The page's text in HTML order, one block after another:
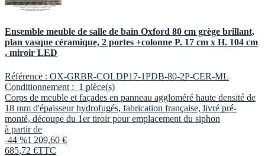
Ensemble meuble de salle de bain Oxford 80 cm grège brillant,
plan vasque céramique, 2 portes +colonne P. 17 cm x H. 104 cm
, miroir LED
Référence : OX-GRBR-COLDP17-1PDB-80-2P-CER-ML
Conditionnement : 1 pièce(s)
Corps de meuble et façades en panneau aggloméré haute densité de
18 mm d'épaisseur hydrofugés, fabrication française, livré pré-
monté, découpe du 1er tiroir pour emplacement du siphon
à partir de
-44 %1 209,60 €
685,72 €TTC